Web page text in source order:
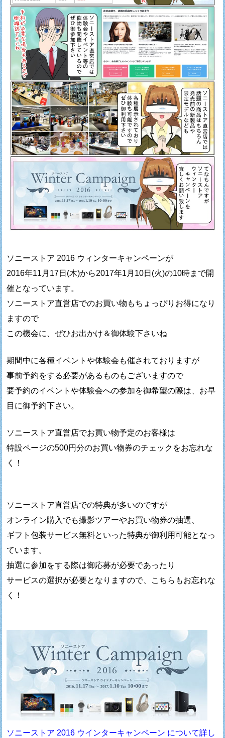
ソニーストア 2016 ウィンターキャンペーンが
2016年11月17日(木)から2017年1月10日(火)の10時まで開
催となっています。
ソニーストア直営店でのお買い物もちょっぴりお得になり
ますので
この機会に、ぜひお出かけ＆御体験下さいね
期間中に各種イベントや体験会も催されておりますが
事前予約をする必要があるものもございますので
要予約のイベントや体験会への参加を御希望の際は、お早
目に御予約下さい。
ソニーストア直営店でお買い物予定のお客様は
特設ページの500円分のお買い物券のチェックをお忘れな
く！
ソニーストア直営店での特典が多いのですが
オンライン購入でも撮影ツアーやお買い物券の抽選、
ギフト包装サービス無料といった特典が御利用可能となっ
ています。
抽選に参加をする際は御応募が必要であったり
サービスの選択が必要となりますので、こちらもお忘れな
く！
ソニーストア 2016 ウインターキャンペーン について詳し